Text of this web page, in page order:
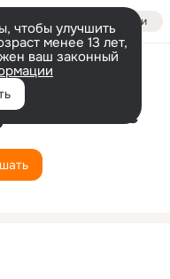
Войти
чтобы улучшить
менее 13 лет,
ваш законный
Punch Music